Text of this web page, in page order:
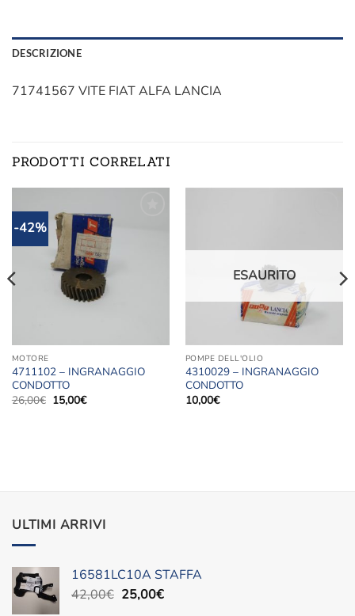
DESCRIZIONE
71741567 VITE FIAT ALFA LANCIA
PRODOTTI CORRELATI
-42%
MOTORE
4711102 – INGRANAGGIO
CONDOTTO
26,00€ Il
prezzo
15,00€Il
dei
ESAURITO
POMPE DELL'OLIO
4310029 – INGRANAGGIO
CONDOTTO
10,00€
ULTIMI ARRIVI
16581LC10A STAFFA
42,00€ Il
25,00€Il